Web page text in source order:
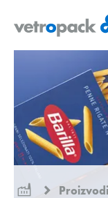
home
content
contact